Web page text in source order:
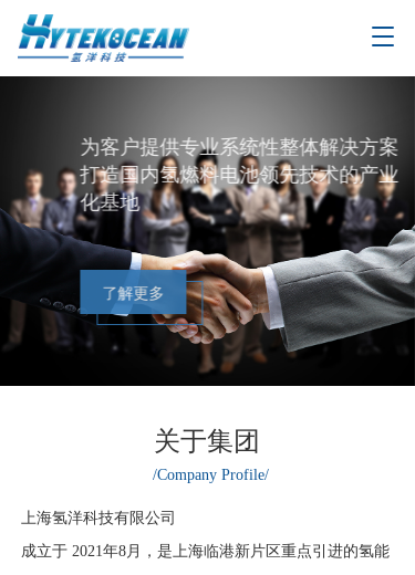
T
g
e
n
a
v
g
a
t
i
为客户提供专业系统性整体解决方案
打造国内氢燃料电池领先技术的产业
化基地
了解更多
/Company Profile/
关于集团
上海氢洋科技有限公司
成立于 2021年8月，是上海临港新片区重点引进的氢能